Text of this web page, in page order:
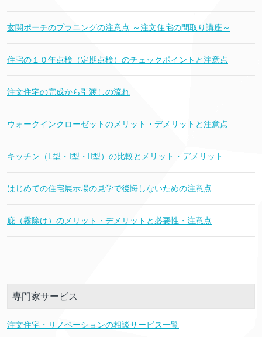
玄関ポーチのプラニングの注意点 ～注文住宅の間取り講座～
住宅の１０年点検（定期点検）のチェックポイントと注意点
注文住宅の完成から引渡しの流れ
ウォークインクローゼットのメリット・デメリットと注意点
キッチン（L型・I型・II型）の比較とメリット・デメリット
はじめての住宅展示場の見学で後悔しないための注意点
庇（霧除け）のメリット・デメリットと必要性・注意点
専門家サービス
注文住宅・リノベーションの相談サービス一覧